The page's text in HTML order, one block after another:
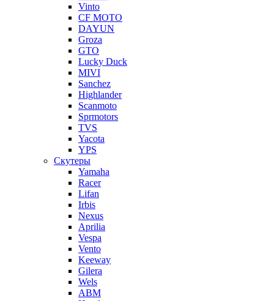
Vinto
CF MOTO
DAYUN
Groza
GTO
Lucky Duck
MIVI
Sanchez
Highlander
Scanmoto
Sprmotors
TVS
Yacota
YPS
Скутеры
Yamaha
Racer
Lifan
Irbis
Nexus
Aprilia
Vespa
Vento
Keeway
Gilera
Wels
ABM